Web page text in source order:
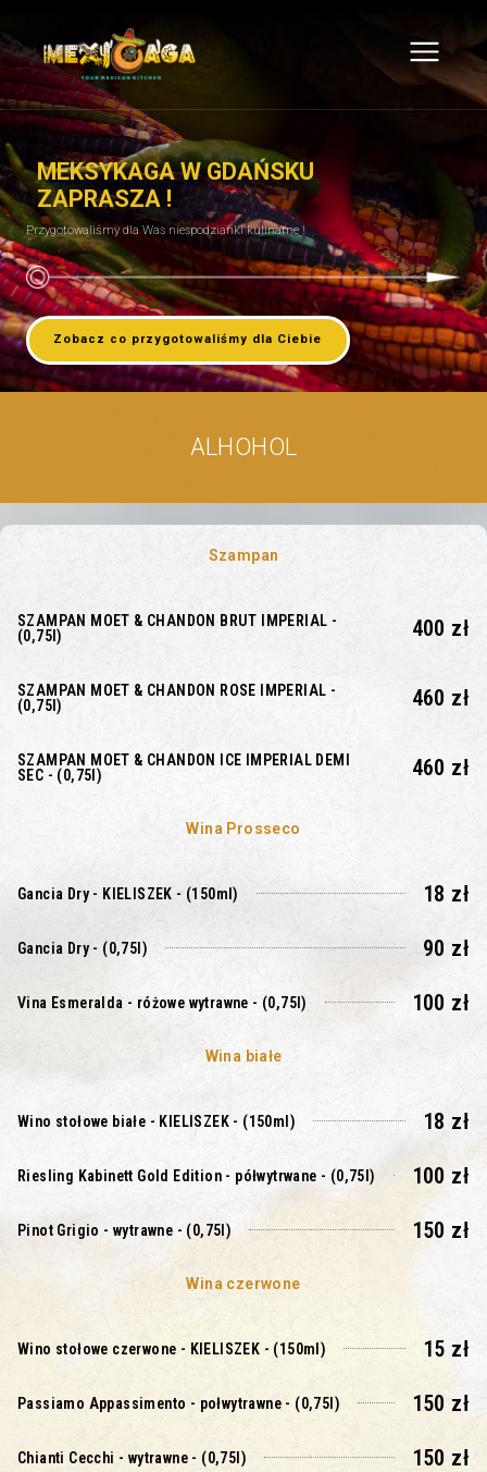
MEKSYKAGA W GDAŃSKU
ZAPRASZA !
Przygotowaliśmy dla Was niespodzianki kulinarne !
Zobacz co przygotowaliśmy dla Ciebie
ALHOHOL
Szampan
SZAMPAN MOET & CHANDON BRUT IMPERIAL -
(0,75l)
400 zł
SZAMPAN MOET & CHANDON ROSE IMPERIAL -
(0,75l)
460 zł
SZAMPAN MOET & CHANDON ICE IMPERIAL DEMI
SEC - (0,75l)
460 zł
Wina Prosseco
Gancia Dry - KIELISZEK - (150ml) 18 zł
Gancia Dry - (0,75l) 90 zł
Vina Esmeralda - różowe wytrawne - (0,75l) 100 zł
Wina białe
Wino stołowe białe - KIELISZEK - (150ml) 18 zł
Riesling Kabinett Gold Edition - półwytrwane - (0,75l) 100 zł
Pinot Grigio - wytrawne - (0,75l) 150 zł
Wina czerwone
Wino stołowe czerwone - KIELISZEK - (150ml) 15 zł
Passiamo Appassimento - połwytrawne - (0,75l) 150 zł
Chianti Cecchi - wytrawne - (0,75l) 150 zł